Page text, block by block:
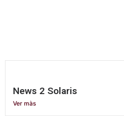
News 2 Solaris
Ver màs